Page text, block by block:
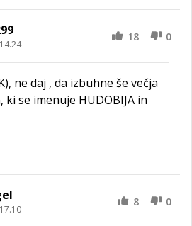
18 0
ne daj , da izbuhne še večja
ki se imenuje HUDOBIJA in
8 0